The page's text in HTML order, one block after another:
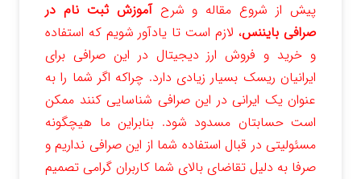
پیش از شروع مقاله و شرحآموزش ثبت نام در
صرافی بایننس، لازم است تا یادآور شویم که استفاده
و خرید و فروش ارز دیجیتال در این صرافی برای
ایرانیان ریسک بسیار زیادی دارد. چراکه اگر شما را به
عنوان یک ایرانی در این صرافی شناسایی کنند ممکن
است حسابتان مسدود شود. بنابراین ما هیچگونه
مسئولیتی در قبال استفاده شما از این صرافی نداریم و
صرفا به دلیل تقاضای بالای شما کاربران گرامی تصمیم